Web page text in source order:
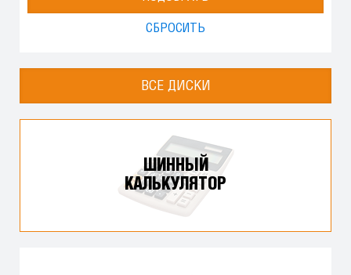
СБРОСИТЬ
ВСЕ ДИСКИ
ШИННЫЙ
КАЛЬКУЛЯТОР